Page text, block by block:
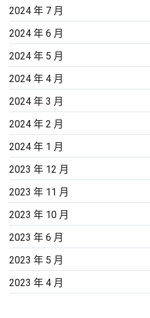
2024 年 7 月
2024 年 6 月
2024 年 5 月
2024 年 4 月
2024 年 3 月
2024 年 2 月
2024 年 1 月
2023 年 12 月
2023 年 11 月
2023 年 10 月
2023 年 6 月
2023 年 5 月
2023 年 4 月